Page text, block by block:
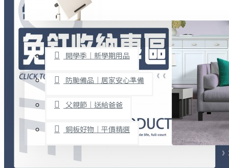
隨身餐具
查看更多
文具禮品
事務用品
桌子/椅子
置物架/收納櫃
其他
免打孔收納專區
限時促銷
開學季｜新學期用品
防颱備品｜居家安心準備
父親節｜送給爸爸
銅板好物｜平價精選